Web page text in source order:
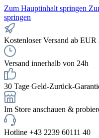
Zum Hauptinhalt springen
springen
Kostenloser Versand ab EUR
Versand innerhalb von 24h
30 Tage Geld-Zurück-
Im Store anschauen &
Hotline +43 2239 60111 40